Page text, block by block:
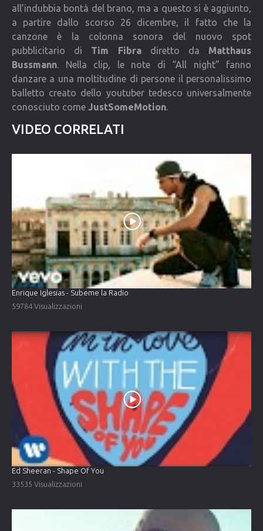
all’indubbia bontà del brano, ma a questo si è aggiunto,
a partire dallo scorso 26 dicembre, il fatto che la
canzone è la colonna sonora del nuovo spot
pubblicitario di Tim Fibradiretto da Matthaus
Bussmann . Nella clip, le note di “All night” fanno
danzare a una moltitudine di persone il personalissimo
balletto creato dello youtuber tedesco universalmente
conosciuto come JustSomeMotion
VIDEO CORRELATI
Enrique Iglesias - Subeme la Radio
59784 Visualizzazioni
Ed Sheeran - Shape Of You
33535 Visualizzazioni